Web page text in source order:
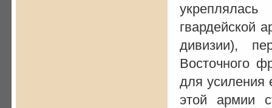
гвардейской
дивизии),
Восточного
для усиления
этой армии